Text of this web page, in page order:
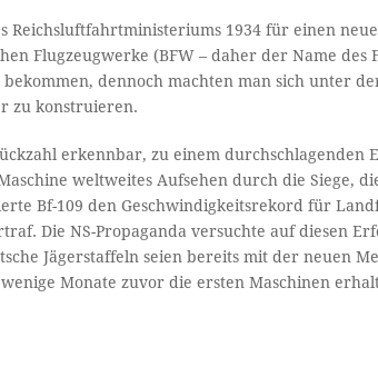
Reichsluftfahrtministeriums 1934 für einen
Flugzeugwerke (BFW – daher der Name des
dennoch machten man sich unter
zu konstruieren.
erkennbar, zu einem durchschlagenden
weltweites Aufsehen durch die Siege,
Bf-109 den Geschwindigkeitsrekord für
Die NS-Propaganda versuchte auf diesen
Jägerstaffeln seien bereits mit der neuen
Monate zuvor die ersten Maschinen